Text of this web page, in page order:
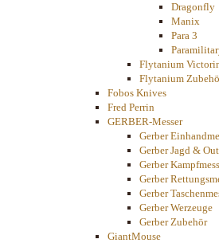
Dragonfly
Manix
Para 3
Flytanium
Flytanium
Fobos Knives
Fred Perrin
GERBER-Messer
Gerber
Gerber Jagd &
Gerber
Gerber
Gerber
Gerber Werzeuge
Gerber Zubehör
GiantMouse